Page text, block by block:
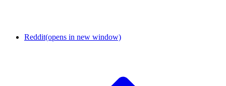
Reddit(opens in new window)